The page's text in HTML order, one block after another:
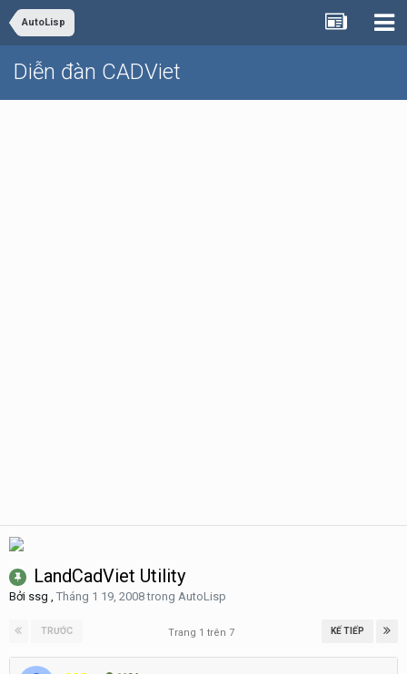
AutoLisp
Diễn đàn CADViet
LandCadViet Utility
Bởi ssg , Tháng 1 19, 2008trong AutoLisp
TRƯỚC KẾ TIẾP
Trang 1 trên 7